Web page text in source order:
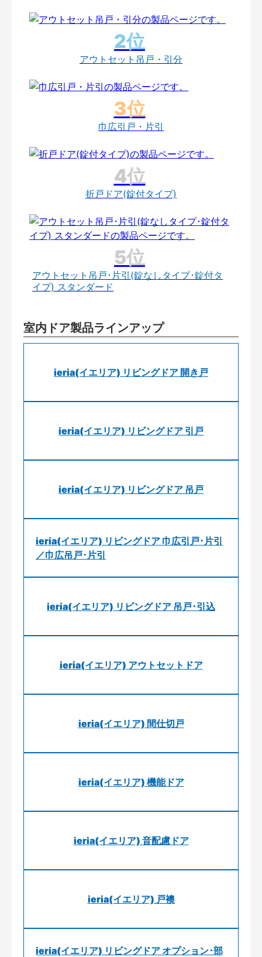
アウトセット吊戸・引分
巾広引戸・片引
折戸ドア(錠付タイプ)
アウトセット吊戸･片引(錠なしタイプ･錠付タ
イプ) スタンダード
室内ドア製品ラインアップ
ieria(イエリア) リビングドア 開き戸
ieria(イエリア) リビングドア 引戸
ieria(イエリア) リビングドア 吊戸
ieria(イエリア) リビングドア 巾広引戸･片引
／巾広吊戸･片引
ieria(イエリア) リビングドア 吊戸･引込
ieria(イエリア) アウトセットドア
ieria(イエリア) 間仕切戸
ieria(イエリア) 機能ドア
ieria(イエリア) 音配慮ドア
ieria(イエリア) 戸襖
ieria(イエリア) リビングドア オプション･部